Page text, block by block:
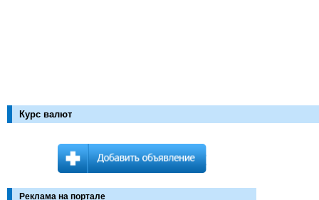
Курс валют
Реклама на портале